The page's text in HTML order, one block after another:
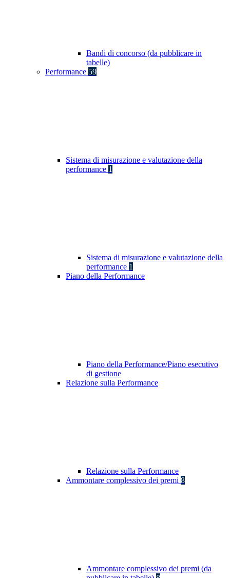
Bandi di concorso (da pubblicare in
tabelle)
Performance 59
Sistema di misurazione e valutazione della
performance 1
Sistema di misurazione e valutazione della
performance 1
Piano della Performance
Piano della Performance/Piano esecutivo
di gestione
Relazione sulla Performance
Relazione sulla Performance
Ammontare complessivo dei premi 8
Ammontare complessivo dei premi (da